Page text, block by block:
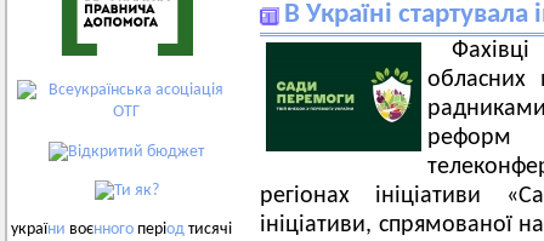
україни воєнного період тисячі
В Україні
обласних
реформ
регіонах ініціативи
ініціативи, спрямованої